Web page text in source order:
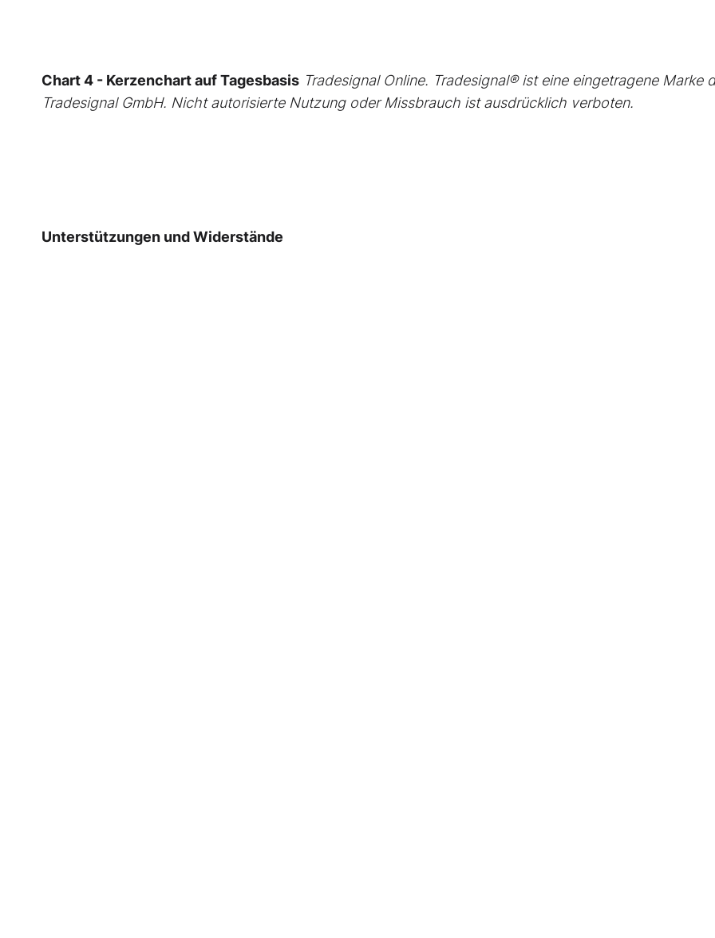
Chart 4 - Kerzenchart auf Tagesbasis Tradesignal Online. Tradesignal® ist eine eingetragene Marke
Tradesignal GmbH. Nicht autorisierte Nutzung oder Missbrauch ist ausdrücklich verboten.
Unterstützungen und Widerstände